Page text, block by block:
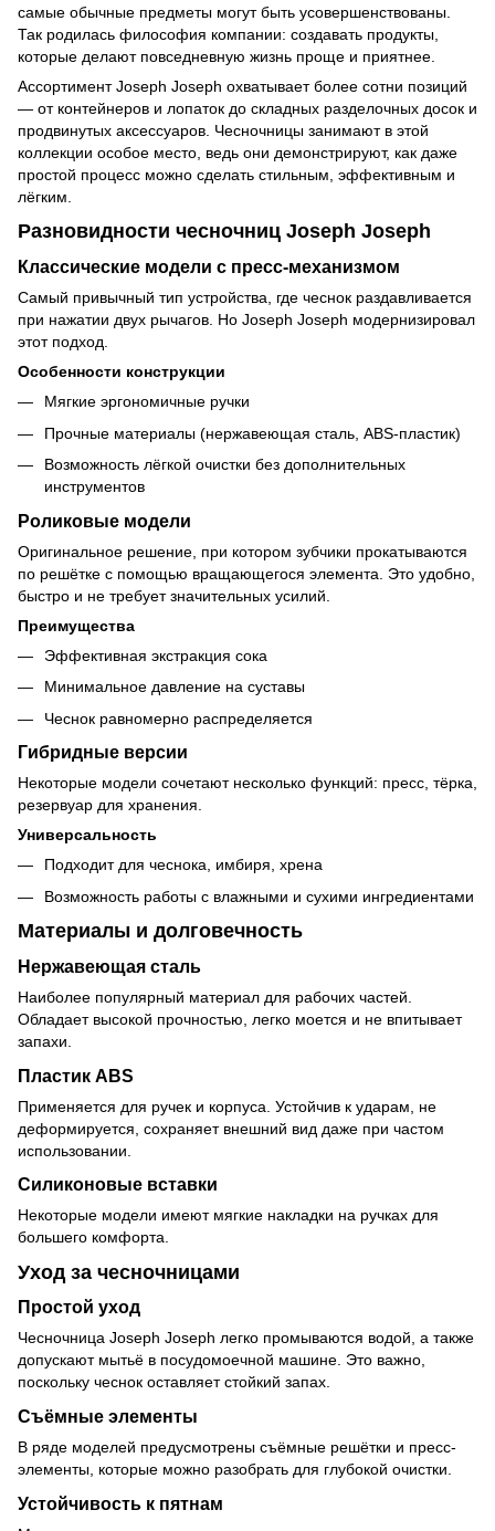
самые обычные предметы могут быть усовершенствованы.
Так родилась философия компании: создавать продукты,
которые делают повседневную жизнь проще и приятнее.
Ассортимент Joseph Joseph охватывает более сотни позиций
— от контейнеров и лопаток до складных разделочных досок и
продвинутых аксессуаров. Чесночницы занимают в этой
коллекции особое место, ведь они демонстрируют, как даже
простой процесс можно сделать стильным, эффективным и
лёгким.
Разновидности чесночниц Joseph Joseph
Классические модели с пресс-механизмом
Самый привычный тип устройства, где чеснок раздавливается
при нажатии двух рычагов. Но Joseph Joseph модернизировал
этот подход.
Особенности конструкции
Мягкие эргономичные ручки
Прочные материалы (нержавеющая сталь, ABS-пластик)
Возможность лёгкой очистки без дополнительных
инструментов
Роликовые модели
Оригинальное решение, при котором зубчики прокатываются
по решётке с помощью вращающегося элемента. Это удобно,
быстро и не требует значительных усилий.
Преимущества
Эффективная экстракция сока
Минимальное давление на суставы
Чеснок равномерно распределяется
Гибридные версии
Некоторые модели сочетают несколько функций: пресс, тёрка,
резервуар для хранения.
Универсальность
Подходит для чеснока, имбиря, хрена
Возможность работы с влажными и сухими ингредиентами
Материалы и долговечность
Нержавеющая сталь
Наиболее популярный материал для рабочих частей.
Обладает высокой прочностью, легко моется и не впитывает
запахи.
Пластик ABS
Применяется для ручек и корпуса. Устойчив к ударам, не
деформируется, сохраняет внешний вид даже при частом
использовании.
Силиконовые вставки
Некоторые модели имеют мягкие накладки на ручках для
большего комфорта.
Уход за чесночницами
Простой уход
Чесночница Joseph Joseph легко промываются водой, а также
допускают мытьё в посудомоечной машине. Это важно,
поскольку чеснок оставляет стойкий запах.
Съёмные элементы
В ряде моделей предусмотрены съёмные решётки и пресс-
элементы, которые можно разобрать для глубокой очистки.
Устойчивость к пятнам